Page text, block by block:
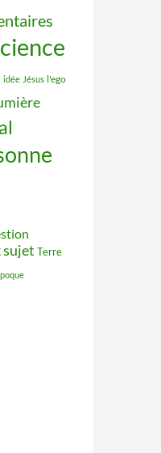
idée Jésus l'ego
sujet Terre